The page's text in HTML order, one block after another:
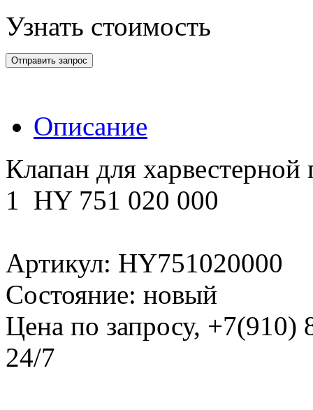
Узнать стоимость
Отправить запрос
Описание
Клапан для
1 HY 751 020 000
Артикул: HY751020000
Состояние: новый
Цена по запросу, +7(910)
24/7